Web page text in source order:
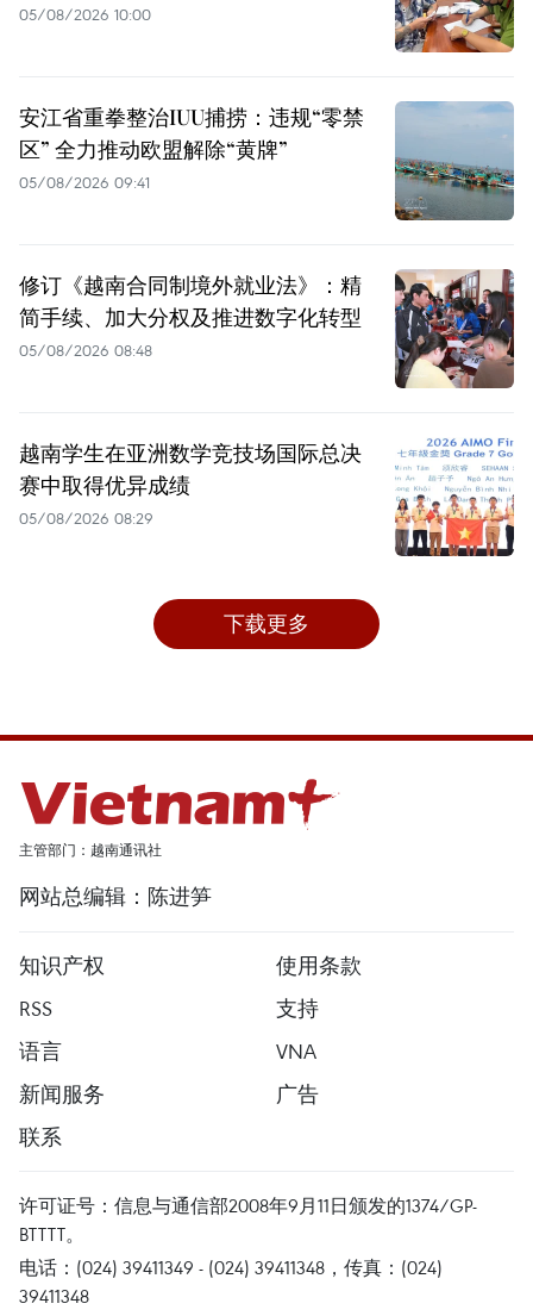
05/08/2026 10:00
安江省重拳整治IUU捕捞：违规“零禁
区” 全力推动欧盟解除“黄牌”
05/08/2026 09:41
修订《越南合同制境外就业法》：精
简手续、加大分权及推进数字化转型
05/08/2026 08:48
越南学生在亚洲数学竞技场国际总决
赛中取得优异成绩
05/08/2026 08:29
下载更多
主管部门：越南通讯社
网站总编辑：陈进笋
知识产权
使用条款
RSS
支持
语言
VNA
新闻服务
广告
联系
许可证号：信息与通信部2008年9月11日颁发的1374/GP-
BTTTT。
电话：(024) 39411349 - (024) 39411348，传真：(024)
39411348